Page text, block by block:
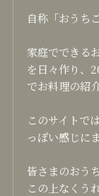
自称「おうち
家庭でできる
を日々作り、
でお料理の紹
このサイトで
っぽい感じに
皆さまのおう
この上なくう